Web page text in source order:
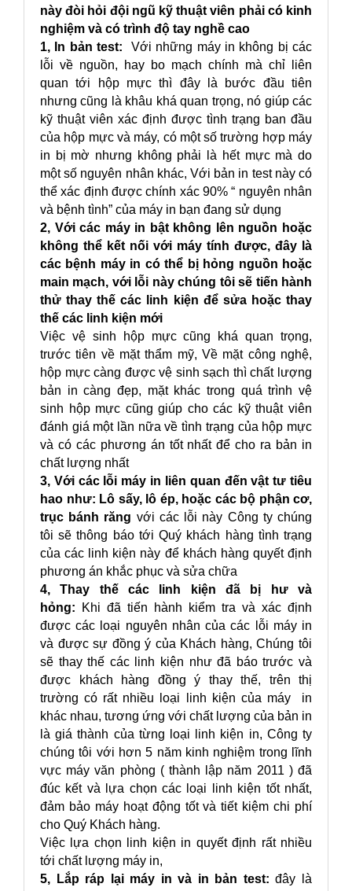
này đòi hỏi đội ngũ kỹ thuật viên phải có kinh
nghiệm và có trình độ tay nghề cao
1, In bản test:
Với những máy in không bị các
lỗi về nguồn, hay bo mạch chính mà chỉ liên
quan tới hộp mực thì đây là bước đầu tiên
nhưng cũng là khâu khá quan trọng, nó giúp các
kỹ thuật viên xác định được tình trạng ban đầu
của hộp mực và máy, có một số trường hợp máy
in bị mờ nhưng không phải là hết mực mà do
một số nguyên nhân khác, Với bản in test này có
thể xác định được chính xác 90% “ nguyên nhân
và bệnh tình” của máy in bạn đang sử dụng
2, Với các máy in bật không lên nguồn hoặc
không thể kết nối với máy tính được, đây là
các bệnh máy in có thể bị hỏng nguồn hoặc
main mạch, với lỗi này chúng tôi sẽ tiến hành
thử thay thế các linh kiện để sửa hoặc thay
thế các linh kiện mới
Việc vệ sinh hộp mực cũng khá quan trọng,
trước tiên về mặt thẩm mỹ, Về mặt công nghệ,
hộp mực càng được vệ sinh sạch thì chất lượng
bản in càng đẹp, mặt khác trong quá trình vệ
sinh hộp mực cũng giúp cho các kỹ thuật viên
đánh giá một lần nữa về tình trạng của hộp mực
và có các phương án tốt nhất để cho ra bản in
chất lượng nhất
3, Với các lỗi máy in liên quan đến vật tư tiêu
hao như: Lô sấy, lô ép, hoặc các bộ phận cơ,
trục bánh răng với các lỗi này Công ty chúng
tôi sẽ thông báo tới Quý khách hàng tình trạng
của các linh kiện này để khách hàng quyết định
phương án khắc phục và sửa chữa
4, Thay thế các linh kiện đã bị hư và
hỏng: Khi đã tiến hành kiểm tra và xác định
được các loại nguyên nhân của các lỗi máy in
và được sự đồng ý của Khách hàng, Chúng tôi
sẽ thay thế các linh kiện như đã báo trước và
được khách hàng đồng ý thay thế, trên thị
trường có rất nhiều loại linh kiện của máy in
khác nhau, tương ứng với chất lượng của bản in
là giá thành của từng loại linh kiện in, Công ty
chúng tôi với hơn 5 năm kinh nghiệm trong lĩnh
vực máy văn phòng ( thành lập năm 2011 ) đã
đúc kết và lựa chọn các loại linh kiện tốt nhất,
đảm bảo máy hoạt động tốt và tiết kiệm chi phí
cho Quý Khách hàng.
Việc lựa chọn linh kiện in quyết định rất nhiều
tới chất lượng máy in,
5, Lắp ráp lại máy in và in bản test: đây là